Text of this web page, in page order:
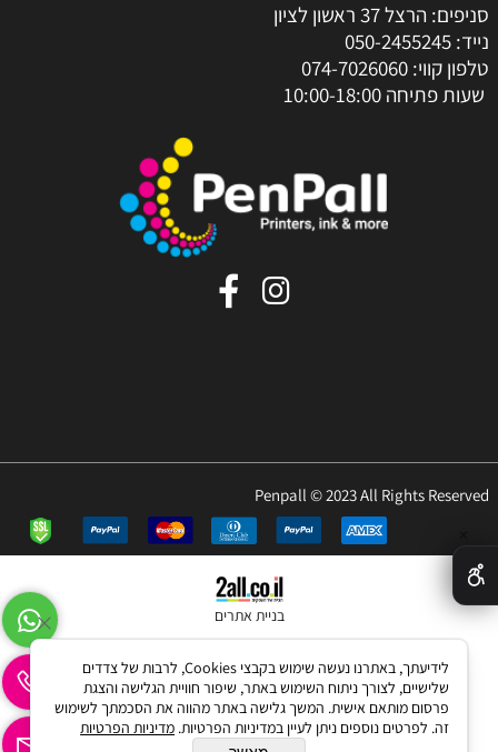
סניפים: הרצל 37 ראשון לציון
נייד: 050-2455245
טלפון קווי: 074-7026060
שעות פתיחה 10:00-18:00
Penpall © 2023 All Rights Reserved
בניית אתרים
לידיעתך, באתרנו נעשה שימוש בקבצי Cookies, לרבות של צדדים
שלישיים, לצורך ניתוח השימוש באתר, שיפור חוויית הגלישה והצגת
פרסום מותאם אישית. המשך גלישה באתר מהווה את הסכמתך לשימוש
זה. לפרטים נוספים ניתן לעיין במדיניות הפרטיות. מדיניות הפרטיות